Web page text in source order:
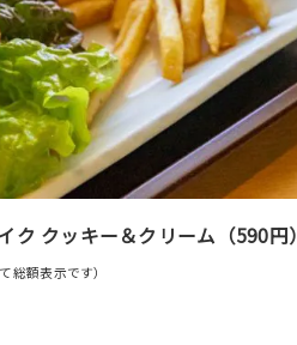
ク クッキー＆クリーム（590円）
総額表示です）